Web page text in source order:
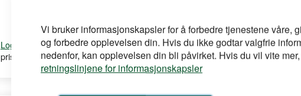
Vi bruker informasjonskapsler for å forbedre tjenestene våre,
og forbedre opplevelsen din. Hvis du ikke godtar valgfrie
nedenfor, kan opplevelsen din bli påvirket. Hvis du vil vite
retningslinjene for informasjonskapsler
Logg inn
for å se din
pris
Logg inn for å se din
pris